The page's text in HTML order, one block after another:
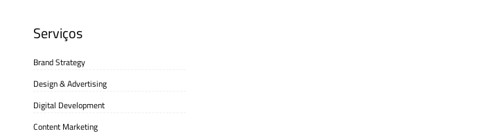
Serviços
Brand Strategy
Design & Advertising
Digital Development
Content Marketing